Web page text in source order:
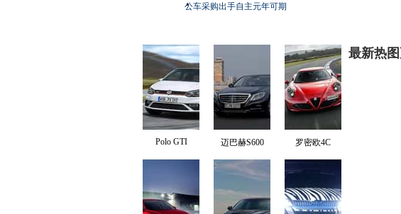
公车采购出手自主元年可期
Polo GTI 迈巴赫S600 罗密欧4C
最新热图